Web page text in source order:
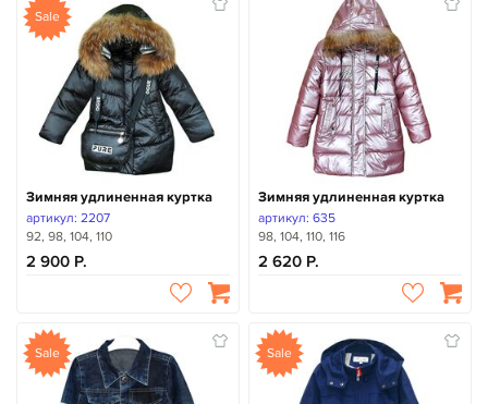
Sale
Зимняя удлиненная куртка
артикул: 2207
92, 98, 104, 110
2 900
Зимняя удлиненная куртка
артикул: 635
98, 104, 110, 116
2 620
Sale Sale